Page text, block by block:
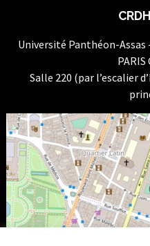
Université Panthéon-Assas
PARIS
Salle 220 (par l’escalier